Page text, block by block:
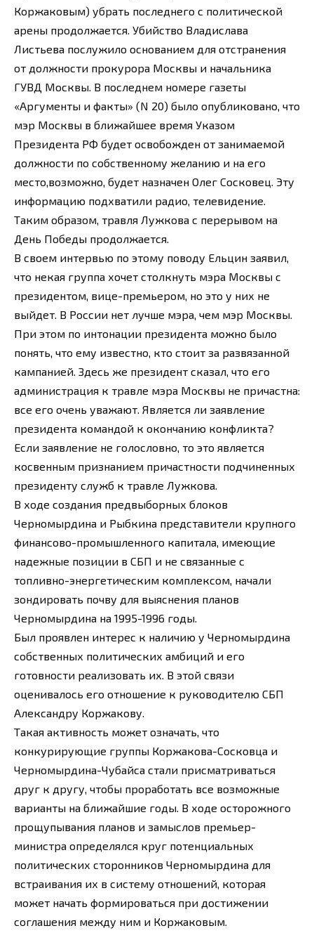
Коржаковым) убрать последнего с политической
арены продолжается. Убийство Владислава
Листьева послужило основанием для отстранения
от должности прокурора Москвы и начальника
ГУВД Москвы. В последнем номере газеты
«Аргументы и факты» (N 20) было опубликовано, что
мэр Москвы в ближайшее время Указом
Президента РФ будет освобожден от занимаемой
должности по собственному желанию и на его
место,возможно, будет назначен Олег Сосковец. Эту
информацию подхватили радио, телевидение.
Таким образом, травля Лужкова с перерывом на
День Победы продолжается.
В своем интервью по этому поводу Ельцин заявил,
что некая группа хочет столкнуть мэра Москвы с
президентом, вице-премьером, но это у них не
выйдет. В России нет лучше мэра, чем мэр Москвы.
При этом по интонации президента можно было
понять, что ему известно, кто стоит за развязанной
кампанией. Здесь же президент сказал, что его
администрация к травле мэра Москвы не причастна:
все его очень уважают. Является ли заявление
президента командой к окончанию конфликта?
Если заявление не голословно, то это является
косвенным признанием причастности подчиненных
президенту служб к травле Лужкова.
В ходе создания предвыборных блоков
Черномырдина и Рыбкина представители крупного
финансово-промышленного капитала, имеющие
надежные позиции в СБП и не связанные с
топливно-энергетическим комплексом, начали
зондировать почву для выяснения планов
Черномырдина на 1995-1996 годы.
Был проявлен интерес к наличию у Черномырдина
собственных политических амбиций и его
готовности реализовать их. В этой связи
оценивалось его отношение к руководителю СБП
Александру Коржакову.
Такая активность может означать, что
конкурирующие группы Коржакова-Сосковца и
Черномырдина-Чубайса стали присматриваться
друг к другу, чтобы проработать все возможные
варианты на ближайшие годы. В ходе осторожного
прощупывания планов и замыслов премьер-
министра определялся круг потенциальных
политических сторонников Черномырдина для
встраивания их в систему отношений, которая
может начать формироваться при достижении
соглашения между ним и Коржаковым.